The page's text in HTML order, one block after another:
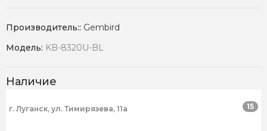
Производитель:: Gembird
Модель: KB-8320U-BL
Наличие
г. Луганск, ул. Тимирязева, 11а 15